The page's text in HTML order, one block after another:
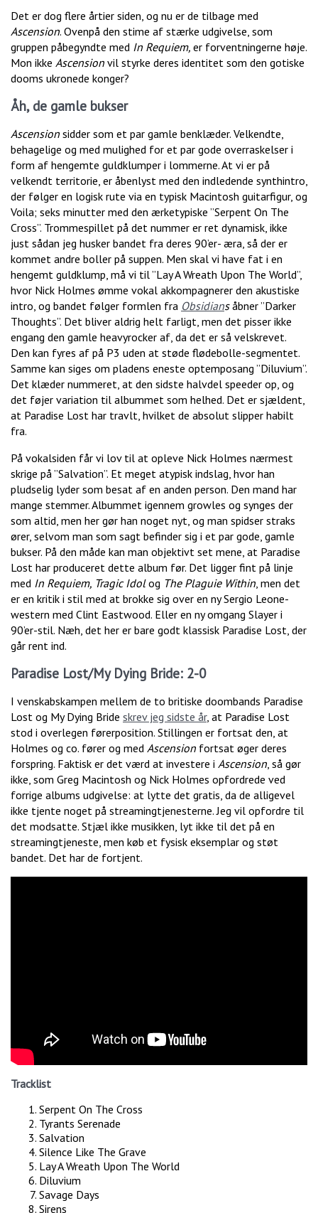
Det er dog flere årtier siden, og nu er de tilbage med
Ascension. Ovenpå den stime af stærke udgivelse, som
gruppen påbegyndte med In Requiem, er forventningerne høje.
Mon ikke Ascension vil styrke deres identitet som den gotiske
dooms ukronede konger?
Åh, de gamle bukser
Ascension sidder som et par gamle benklæder. Velkendte,
behagelige og med mulighed for et par gode overraskelser i
form af hengemte guldklumper i lommerne. At vi er på
velkendt territorie, er åbenlyst med den indledende synthintro,
der følger en logisk rute via en typisk Macintosh guitarfigur, og
Voila; seks minutter med den ærketypiske ”Serpent On The
Cross”. Trommespillet på det nummer er ret dynamisk, ikke
just sådan jeg husker bandet fra deres 90’er- æra, så der er
kommet andre boller på suppen. Men skal vi have fat i en
hengemt guldklump, må vi til ”Lay A Wreath Upon The World”,
hvor Nick Holmes ømme vokal akkompagnerer den akustiske
intro, og bandet følger formlen fra Obsidiansåbner ”Darker
Thoughts”. Det bliver aldrig helt farligt, men det pisser ikke
engang den gamle heavyrocker af, da det er så velskrevet.
Den kan fyres af på P3 uden at støde flødebolle-segmentet.
Samme kan siges om pladens eneste optemposang ”Diluvium”.
Det klæder nummeret, at den sidste halvdel speeder op, og
det føjer variation til albummet som helhed. Det er sjældent,
at Paradise Lost har travlt, hvilket de absolut slipper habilt
fra.
På vokalsiden får vi lov til at opleve Nick Holmes nærmest
skrige på ”Salvation”. Et meget atypisk indslag, hvor han
pludselig lyder som besat af en anden person. Den mand har
mange stemmer. Albummet igennem growles og synges der
som altid, men her gør han noget nyt, og man spidser straks
ører, selvom man som sagt befinder sig i et par gode, gamle
bukser. På den måde kan man objektivt set mene, at Paradise
Lost har produceret dette album før. Det ligger fint på linje
med In Requiem, Tragic Idolog The Plaguie Within, men det
er en kritik i stil med at brokke sig over en ny Sergio Leone-
western med Clint Eastwood. Eller en ny omgang Slayer i
90’er-stil. Næh, det her er bare godt klassisk Paradise Lost, der
går rent ind.
Paradise Lost/My Dying Bride: 2-0
I venskabskampen mellem de to britiske doombands Paradise
Lost og My Dying Bride skrev jeg sidste år, at Paradise Lost
stod i overlegen førerposition. Stillingen er fortsat den, at
Holmes og co. fører og med Ascension fortsat øger deres
forspring. Faktisk er det værd at investere i Ascension, så gør
ikke, som Greg Macintosh og Nick Holmes opfordrede ved
forrige albums udgivelse: at lytte det gratis, da de alligevel
ikke tjente noget på streamingtjenesterne. Jeg vil opfordre til
det modsatte. Stjæl ikke musikken, lyt ikke til det på en
streamingtjeneste, men køb et fysisk eksemplar og støt
bandet. Det har de fortjent.
Tracklist
Serpent On The Cross
Tyrants Serenade
Salvation
Silence Like The Grave
Lay A Wreath Upon The World
Diluvium
Savage Days
Sirens